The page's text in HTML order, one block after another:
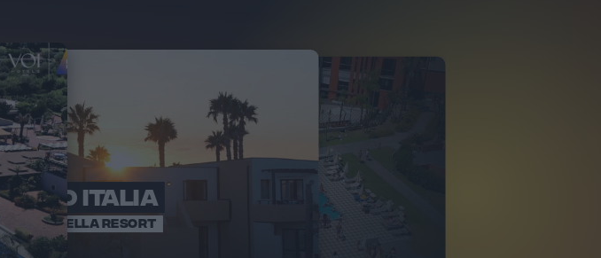
RADIO ITALIA
VOI ARENELLA RESORT
RADIO ITALIA
BRAVO BAIA DI TINDARI 2026